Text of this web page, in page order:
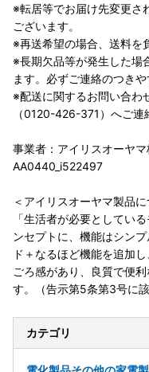
※転居等でお届け先変更さ
ございます。
※再送希望の場合、送料を
※長期欠品等が発生した場
ます。必ずご連絡のつき
※配送に関するお問い合わ
（0120-426-371）へご連
事業者：アイリスオーヤ
AA0440_i522497
＜アイリスオーヤマ製品に
「生活者が必要としてい
ンセプトに、機能はシン
ド＋なるほど機能を追加
ごろ感があり、良質で便
す。（告示第5条第3号に該
カテゴリ